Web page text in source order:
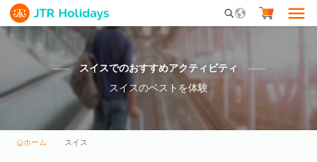
Mobile Search
スイスでのおすすめアクティビティ
スイスのベストを体験
ホーム スイス